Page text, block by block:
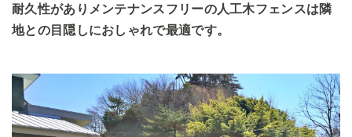
耐久性がありメンテナンスフリーの人工木フェンスは隣
地との目隠しにおしゃれで最適です。